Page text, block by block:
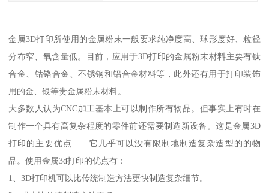
金属3D打印所使用的金属粉末一般要求纯净度高、球形度好、粒径
分布窄、氧含量低。目前，应用于3D打印的金属粉末材料主要有钛
合金、钴铬合金、不锈钢和铝合金材料等，此外还有用于打印装饰
用的金、银等贵金属粉末材料。
大多数人认为CNC加工基本上可以制作所有物品。但事实上有时在
制作一个具有高复杂程度的零件前还需要制造新设备。这是金属3D
打印的主要优点——它几乎可以没有限制地制造复杂造型的的物
品。使用金属3d打印的优点有：
1、3D打印机可以比传统制造方法更快制造复杂细节。